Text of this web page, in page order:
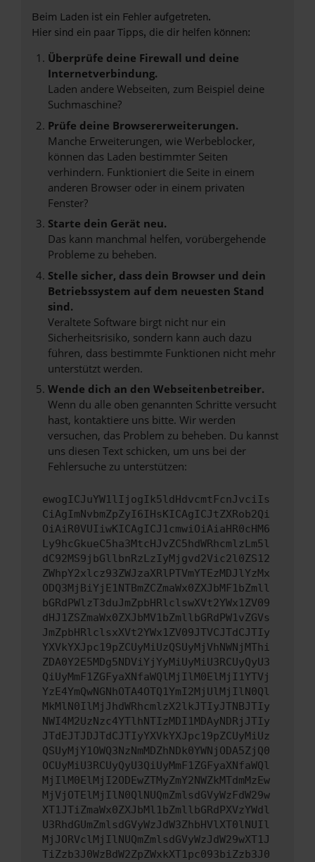
Beim Laden ist ein Fehler aufgetreten.
Hier sind ein paar Tipps, die dir helfen können:
Überprüfe deine Firewall und deine
Internetverbindung.
Laden andere Webseiten, zum Beispiel deine
Suchmaschine?
Prüfe deine Browsererweiterungen.
Manche Erweiterungen, wie Werbeblocker,
können das Laden bestimmter Seiten
verhindern. Funktioniert die Seite in einem
anderen Browser oder in einem privaten
Fenster?
Starte dein Gerät neu.
Das kann manchmal helfen, vorübergehende
Probleme zu beheben.
Stelle sicher, dass dein Browser und dein
Betriebssystem auf dem neuesten Stand
sind.
Veraltete Software birgt nicht nur ein
Sicherheitsrisiko, sondern kann auch dazu
führen, dass bestimmte Funktionen nicht mehr
unterstützt werden.
Wende dich an den Webseitenbetreiber.
Wenn du alle oben genannten Schritte versucht
hast, kontaktiere uns bitte. Wir werden
versuchen, das Problem zu beheben. Du kannst
uns diesen Text schicken, um uns bei der
Fehlersuche zu unterstützen:
ewogICJuYW1lIjogIk5ldHdvcmtFcnJvciIs
CiAgImNvbmZpZyI6IHsKICAgICJtZXRob2Qi
OiAiR0VUIiwKICAgICJ1cmwiOiAiaHR0cHM6
Ly9hcGkueC5ha3MtcHJvZC5hdWRhcmlzLm5l
dC92MS9jbGllbnRzLzIyMjgvd2Vic2l0ZS12
ZWhpY2xlcz93ZWJzaXRlPTVmYTEzMDJlYzMx
ODQ3MjBiYjE1NTBmZCZmaWx0ZXJbMF1bZmll
bGRdPWlzT3duJmZpbHRlclswXVt2YWx1ZV09
dHJ1ZSZmaWx0ZXJbMV1bZmllbGRdPW1vZGVs
JmZpbHRlclsxXVt2YWx1ZV09JTVCJTdCJTIy
YXVkYXJpc19pZCUyMiUzQSUyMjVhNWNjMThi
ZDA0Y2E5MDg5NDViYjYyMiUyMiU3RCUyQyU3
QiUyMmF1ZGFyaXNfaWQlMjIlM0ElMjI1YTVj
YzE4YmQwNGNhOTA4OTQ1YmI2MjUlMjIlN0Ql
MkMlN0IlMjJhdWRhcmlzX2lkJTIyJTNBJTIy
NWI4M2UzNzc4YTlhNTIzMDI1MDAyNDRjJTIy
JTdEJTJDJTdCJTIyYXVkYXJpc19pZCUyMiUz
QSUyMjY1OWQ3NzNmMDZhNDk0YWNjODA5ZjQ0
OCUyMiU3RCUyQyU3QiUyMmF1ZGFyaXNfaWQl
MjIlM0ElMjI2ODEwZTMyZmY2NWZkMTdmMzEw
MjVjOTElMjIlN0QlNUQmZmlsdGVyWzFdW29w
XT1JTiZmaWx0ZXJbMl1bZmllbGRdPXVzYWdl
U3RhdGUmZmlsdGVyWzJdW3ZhbHVlXT0lNUIl
MjJORVclMjIlNUQmZmlsdGVyWzJdW29wXT1J
TiZzb3J0WzBdW2ZpZWxkXT1pc093biZzb3J0